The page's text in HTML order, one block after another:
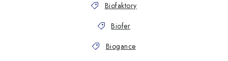
Biofaktory
Biofer
Biogance